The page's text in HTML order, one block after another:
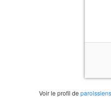
Voir le profil de